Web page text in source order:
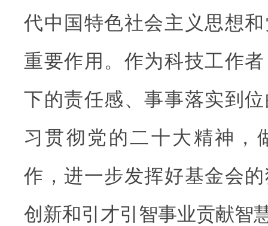
代中国特色社会主义思想
重要作用。作为科技工作
下的责任感、事事落实到
习贯彻党的二十大精神，
作，进一步发挥好基金会
创新和引才引智事业贡献智